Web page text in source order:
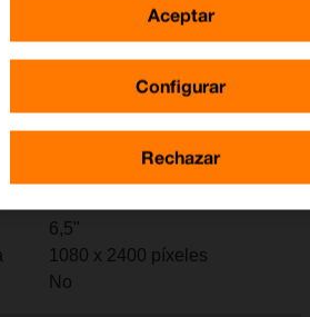
162,3 x 75 x 8,6 mm
6,5"
1080 x 2400 píxeles
No
Configurar
Rechazar
Aceptar